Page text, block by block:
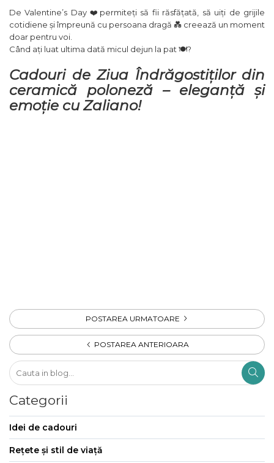
De Valentine’s Day ❤️permiteți să fii răsfățată, să uiți de grijile
cotidiene și împreună cu persoana dragă 💑 creează un moment
doar pentru voi.
Când ați luat ultima dată micul dejun la pat 🍽️?
Cadouri de Ziua Îndrăgostiților din
ceramică poloneză – eleganță și
emoție cu Zaliano!
POSTAREA URMATOARE
POSTAREA ANTERIOARA
Categorii
Idei de cadouri
Rețete și stil de viață